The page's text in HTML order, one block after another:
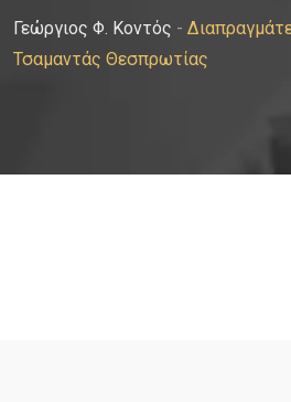
Γεώργιος Φ. Κοντός -
Τσαμαντάς Θεσπρωτίας